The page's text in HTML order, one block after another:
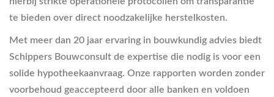
te bieden over direct noodzakelijke herstelkosten.
Met meer dan 20 jaar ervaring in bouwkundig advies biedt
Schippers Bouwconsult de expertise die nodig is voor een
solide hypotheekaanvraag. Onze rapporten worden zonder
voorbehoud geaccepteerd door alle banken en voldoen